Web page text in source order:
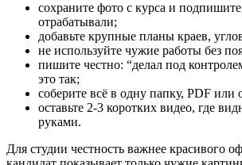
сохраните фото с курса и
отрабатывали;
добавьте крупные планы краев,
не используйте чужие работы без
пишите честно: “делал под
это так;
соберите всё в одну папку, PDF или
оставьте 2-3 коротких видео, где
руками.
Для студии честность важнее красивого